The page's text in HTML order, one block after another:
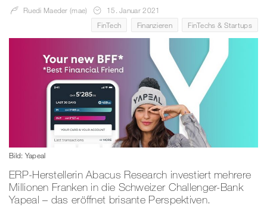
Ruedi Maeder (mae)
15. Januar 2021
FinTech
Finanzieren FinTechs & Startups
Bild: Yapeal
ERP-Herstellerin Abacus Research investiert mehrere
Millionen Franken in die Schweizer Challenger-Bank
Yapeal – das eröffnet brisante Perspektiven.